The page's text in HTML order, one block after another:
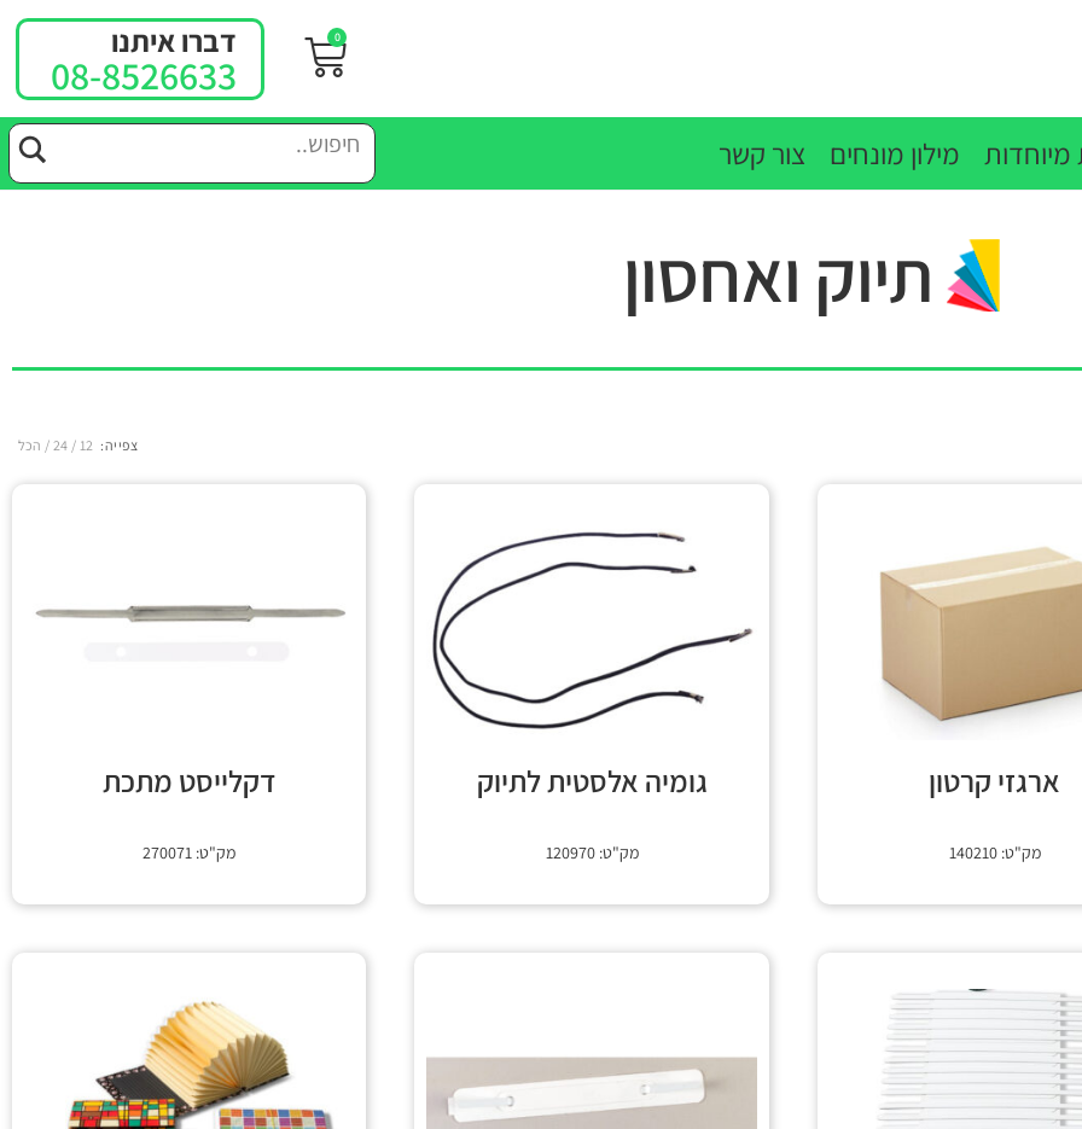
0 דברו איתנו
08-8526633
מילון מונחים צור קשר
תיוק ואחסון
צפייה: 12
24 הכל
ארגזי קרטון
מק"ט: 140210
גומיה אלסטית לתיוק
מק"ט: 120970
דקלייסט מתכת
מק"ט: 270071